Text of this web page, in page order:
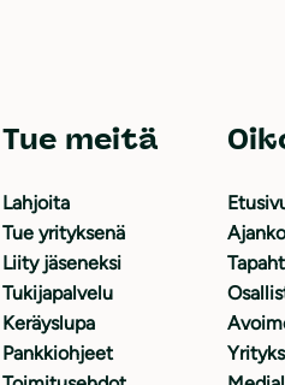
Tue meitä
Lahjoita
Tue yrityksenä
Liity jäseneksi
Tukijapalvelu
Keräyslupa
Pankkiohjeet